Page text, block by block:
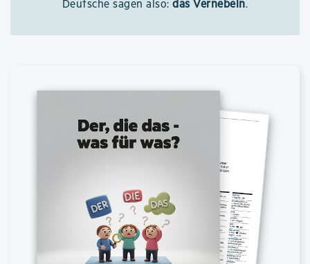
Deutsche sagen also:das Vernebeln.